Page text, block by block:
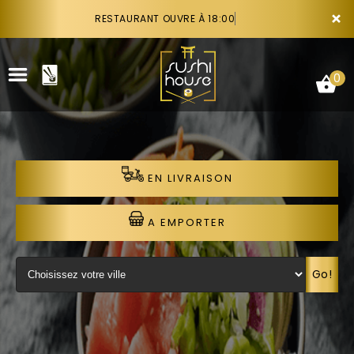
×
RESTAURANT OUVRE À 18:00
VOTRE COMPTE
NOTRE RESTAURANT
VOS AVIS
0
EN LIVRAISON
A EMPORTER
Go!